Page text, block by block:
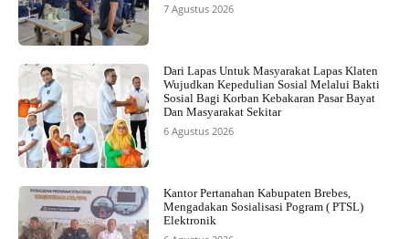
7 Agustus 2026
Dari Lapas Untuk Masyarakat Lapas Klaten
Wujudkan Kepedulian Sosial Melalui Bakti
Sosial Bagi Korban Kebakaran Pasar Bayat
Dan Masyarakat Sekitar
6 Agustus 2026
Kantor Pertanahan Kabupaten Brebes,
Mengadakan Sosialisasi Pogram ( PTSL)
Elektronik